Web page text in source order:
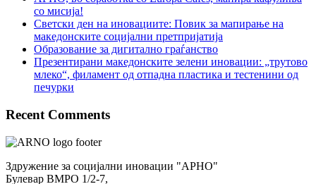
со мисија!
Светски ден на иновациите: Повик за мапирање на
македонските социјални претпријатија
Образование за дигитално граѓанство
Презентирани македонските зелени иновации: „трутово
млеко“, филамент од отпадна пластика и тестенини од
печурки
Recent Comments
Здружение за социјални иновации "АРНО"
Булевар ВМРО 1/2-7,